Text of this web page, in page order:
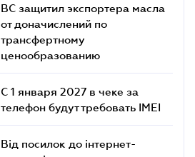
ВС защитил экспортера масла
от доначислений по
трансфертному
ценообразованию
С 1 января 2027 в чеке за
телефон будут требовать IMEI
Від посилок до інтернет-